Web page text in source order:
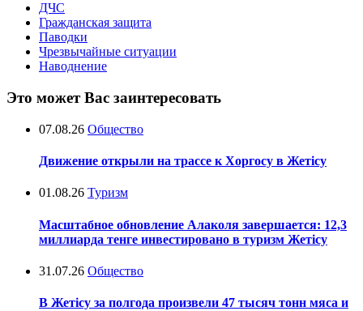
ДЧС
Гражданская защита
Паводки
Чрезвычайные ситуации
Наводнение
Это может Вас заинтересовать
07.08.26 Общество
Движение открыли на трассе к Хоргосу в Жетісу
01.08.26 Туризм
Масштабное обновление Алаколя завершается: 12,3
миллиарда тенге инвестировано в туризм Жетісу
31.07.26 Общество
В Жетісу за полгода произвели 47 тысяч тонн мяса и